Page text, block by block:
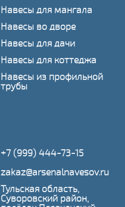
Навесы для мангала
Навесы во дворе
Навесы для дачи
Навесы для коттеджа
Навесы из профильной
трубы
+7 (999) 444-73-15
zakaz@arsenalnavesov.ru
Тульская область,
Суворовский район,